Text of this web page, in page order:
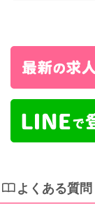
よくある質問